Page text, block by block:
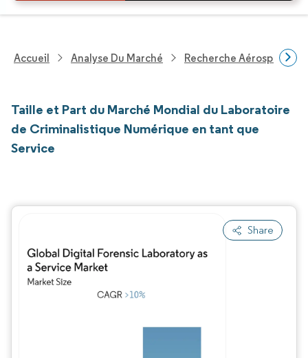
Accueil Analyse Du Marché Recherche Aérospatiale
Taille et Part du Marché Mondial du Laboratoire
de Criminalistique Numérique en tant que
Service
Share